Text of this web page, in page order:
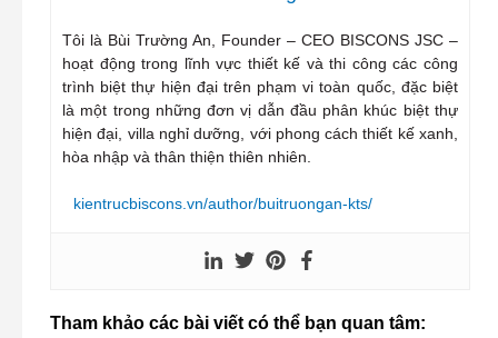
Tôi là Bùi Trường An, Founder – CEO BISCONS JSC –
hoạt động trong lĩnh vực thiết kế và thi công các công
trình biệt thự hiện đại trên phạm vi toàn quốc, đặc biệt
là một trong những đơn vị dẫn đầu phân khúc biệt thự
hiện đại, villa nghỉ dưỡng, với phong cách thiết kế xanh,
hòa nhập và thân thiện thiên nhiên.
kientrucbiscons.vn/author/buitruongan-kts/
Tham khảo các bài viết có thể bạn quan tâm: